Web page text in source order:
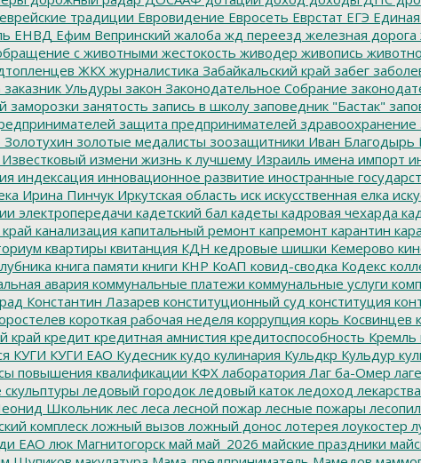
еврейские традиции Евровидение Евросеть Еврстат ЕГЭ
ЕНВД Ефим Вепринский жалоба жд переезд железная дорога
с животными жестокость живодер живопись
ЖКХ журналистика Забайкальский край забег
заказник Ульдуры закон Законодательное Собрание
заморозки занятость запись в школу заповедник "Бастак"
защита предпринимателей здравоохранение
Золотухин золотые медалисты зоозащитники Иван Благодырь
Известковый измени жизнь к лучшему Израиль имена импорт
индексация инновационное развитие иностранные
Ирина Пинчук Иркутская область иск искусственная елка
электропередачи кадетский бал кадеты кадровая чехарда
канализация капитальный ремонт капремонт карантин
квартиры квитанция КДН кедровые шишки Кемерово
книга памяти книги КНР КоАП ковид-сводка Кодекс
авария коммунальные платежи коммунальные услуги
Константин Лазарев конституционный суд конституция
короткая рабочая неделя коррупция корь Косвинцев
край кредит кредитная амнистия кредитоспособность Кремль
КУГИ КУГИ ЕАО Кудесник кудо кулинария Кульдкр Кульдур
повышения квалификации КФХ лаборатория Лаг ба-Омер
ледовый городок ледовый каток ледоход лекарства
Школьник лес леса лесной пожар лесные пожары
комплеск ложный вызов ложный донос лотерея лоукостер
ЕАО люк Магнитогорск май май_2026 майские праздники